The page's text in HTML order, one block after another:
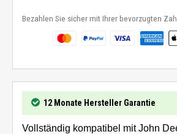
Bezahlen Sie sicher mit Ihrer bevorzugten
12 Monate Hersteller Garantie
Vollständig kompatibel mit John